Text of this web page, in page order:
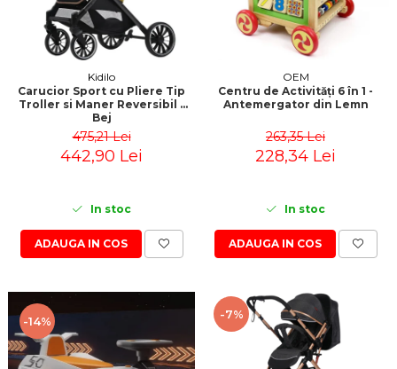
Kidilo
Carucior Sport cu Pliere Tip
Troller si Maner Reversibil -
Bej
475,21 Lei
442,90 Lei
In stoc
ADAUGA IN COS
OEM
Centru de Activități 6 în 1 -
Antemergator din Lemn
263,35 Lei
228,34 Lei
In stoc
ADAUGA IN COS
-14% -7%